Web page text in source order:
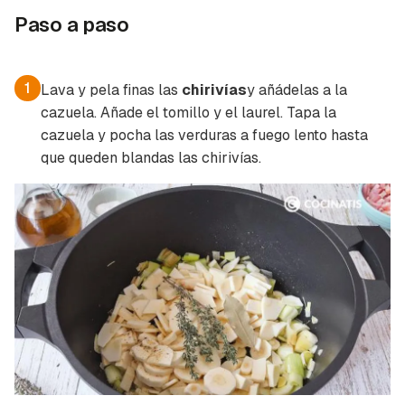
Paso a paso
1 Lava y pela finas las chirivíasy añádelas a la
cazuela. Añade el tomillo y el laurel. Tapa la
cazuela y pocha las verduras a fuego lento hasta
que queden blandas las chirivías.